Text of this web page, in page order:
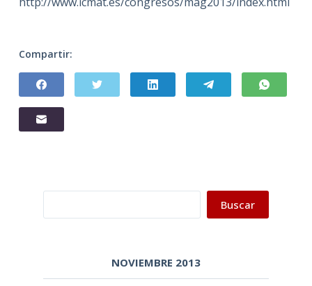
Compartir:
Buscar
NOVIEMBRE 2013